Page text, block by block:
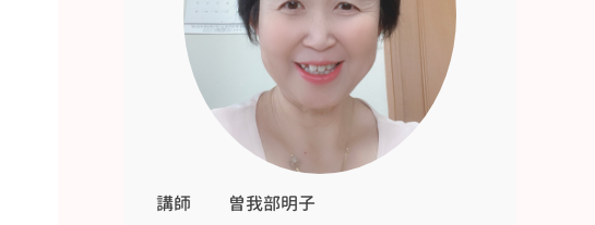
講師
曽我部明子